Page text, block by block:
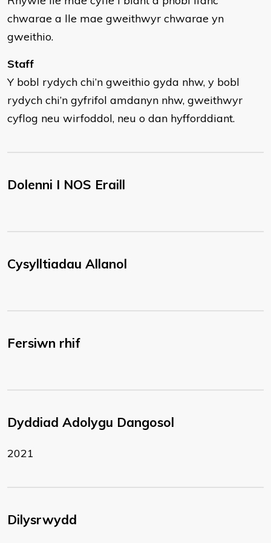
chwarae a lle mae gweithwyr chwarae yn
gweithio.
Staff
Y bobl rydych chi’n gweithio gyda nhw, y bobl
rydych chi’n gyfrifol amdanyn nhw, gweithwyr
cyflog neu wirfoddol, neu o dan hyfforddiant.
Dolenni I NOS Eraill
Cysylltiadau Allanol
Fersiwn rhif
Dyddiad Adolygu Dangosol
2021
Dilysrwydd